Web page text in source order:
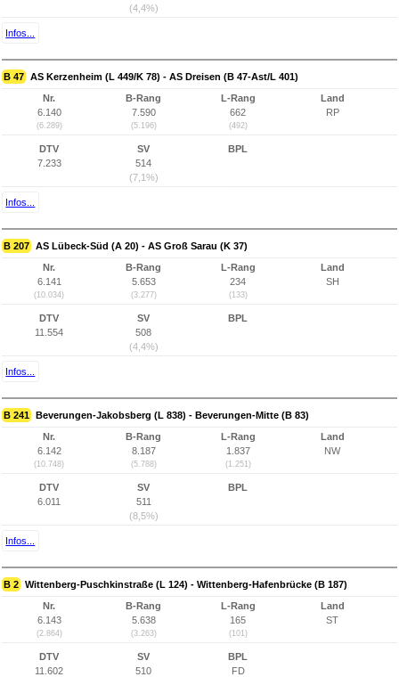
(4,4%)
Infos...
B 47 AS Kerzenheim (L 449/K 78) - AS Dreisen (B 47-Ast/L 401)
Nr.
6.140
(6.289)
B-Rang
7.590
(5.196)
L-Rang
662
(492)
Land
RP
DTV
7.233
SV
514
(7,1%)
BPL
Infos...
B 207 AS Lübeck-Süd (A 20) - AS Groß Sarau (K 37)
Nr.
6.141
(10.034)
B-Rang
5.653
(3.277)
L-Rang
234
(133)
Land
SH
DTV
11.554
SV
508
(4,4%)
BPL
Infos...
B 241 Beverungen-Jakobsberg (L 838) - Beverungen-Mitte (B 83)
Nr.
6.142
(10.748)
B-Rang
8.187
(5.788)
L-Rang
1.837
(1.251)
Land
NW
DTV
6.011
SV
511
(8,5%)
BPL
Infos...
B 2 Wittenberg-Puschkinstraße (L 124) - Wittenberg-Hafenbrücke (B 187)
Nr.
6.143
(2.864)
B-Rang
5.638
(3.263)
L-Rang
165
(101)
Land
ST
DTV
11.602
SV
510
BPL
FD